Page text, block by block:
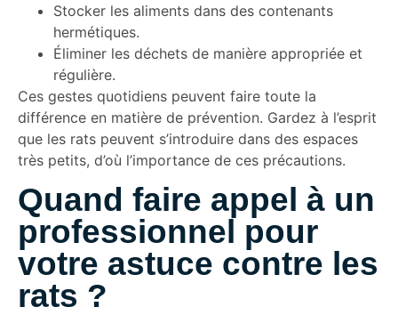
Stocker les aliments dans des contenants
hermétiques.
Éliminer les déchets de manière appropriée et
régulière.
Ces gestes quotidiens peuvent faire toute la
différence en matière de prévention. Gardez à l’esprit
que les rats peuvent s’introduire dans des espaces
très petits, d’où l’importance de ces précautions.
Quand faire appel à un
professionnel pour
votre astuce contre les
rats ?